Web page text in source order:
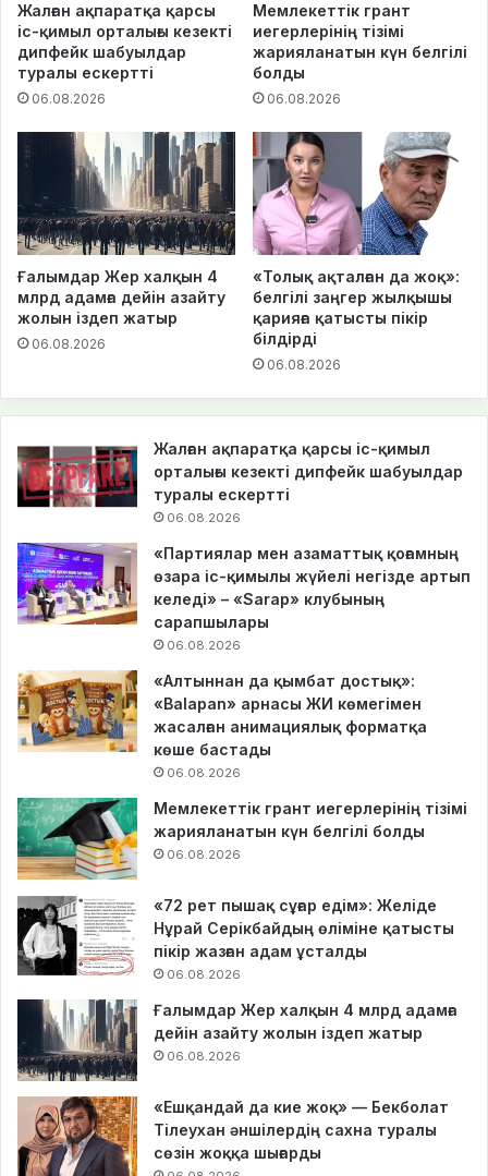
Жалған ақпаратқа қарсы
іс-қимыл орталығы кезекті
дипфейк шабуылдар
туралы ескертті
06.08.2026
Мемлекеттік грант
иегерлерінің тізімі
жарияланатын күн белгілі
болды
06.08.2026
Ғалымдар Жер халқын 4
млрд адамға дейін азайту
жолын іздеп жатыр
06.08.2026
«Толық ақталған да жоқ»:
белгілі заңгер жылқышы
қарияға қатысты пікір
білдірді
06.08.2026
Жалған ақпаратқа қарсы іс-қимыл
орталығы кезекті дипфейк шабуылдар
туралы ескертті
06.08.2026
«Партиялар мен азаматтық қоғамның
өзара іс-қимылы жүйелі негізде артып
келеді» – «Sarap» клубының
сарапшылары
06.08.2026
«Алтыннан да қымбат достық»:
«Balapan» арнасы ЖИ көмегімен
жасалған анимациялық форматқа
көше бастады
06.08.2026
Мемлекеттік грант иегерлерінің тізімі
жарияланатын күн белгілі болды
06.08.2026
«72 рет пышақ сұғар едім»: Желіде
Нұрай Серікбайдың өліміне қатысты
пікір жазған адам ұсталды
06.08.2026
Ғалымдар Жер халқын 4 млрд адамға
дейін азайту жолын іздеп жатыр
06.08.2026
«Ешқандай да кие жоқ» — Бекболат
Тілеухан әншілердің сахна туралы
сөзін жоққа шығарды